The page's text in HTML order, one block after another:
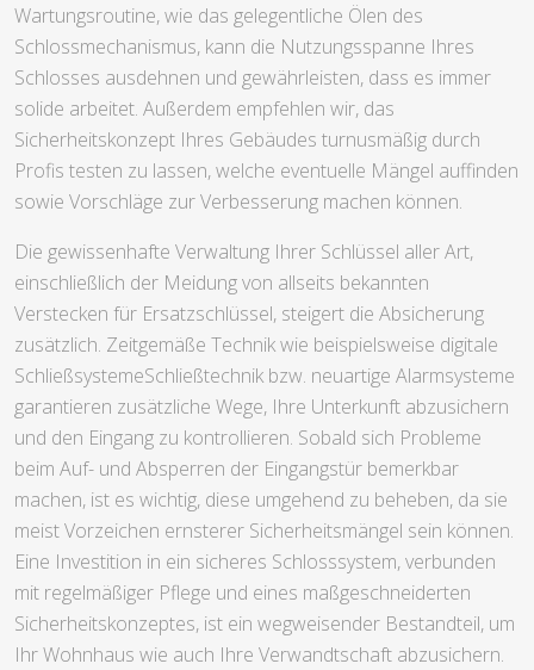
Wartungsroutine, wie das gelegentliche Ölen des
Schlossmechanismus, kann die Nutzungsspanne Ihres
Schlosses ausdehnen und gewährleisten, dass es immer
solide arbeitet. Außerdem empfehlen wir, das
Sicherheitskonzept Ihres Gebäudes turnusmäßig durch
Profis testen zu lassen, welche eventuelle Mängel auffinden
sowie Vorschläge zur Verbesserung machen können.
Die gewissenhafte Verwaltung Ihrer Schlüssel aller Art,
einschließlich der Meidung von allseits bekannten
Verstecken für Ersatzschlüssel, steigert die Absicherung
zusätzlich. Zeitgemäße Technik wie beispielsweise digitale
SchließsystemeSchließtechnik bzw. neuartige Alarmsysteme
garantieren zusätzliche Wege, Ihre Unterkunft abzusichern
und den Eingang zu kontrollieren. Sobald sich Probleme
beim Auf- und Absperren der Eingangstür bemerkbar
machen, ist es wichtig, diese umgehend zu beheben, da sie
meist Vorzeichen ernsterer Sicherheitsmängel sein können.
Eine Investition in ein sicheres Schlosssystem, verbunden
mit regelmäßiger Pflege und eines maßgeschneiderten
Sicherheitskonzeptes, ist ein wegweisender Bestandteil, um
Ihr Wohnhaus wie auch Ihre Verwandtschaft abzusichern.